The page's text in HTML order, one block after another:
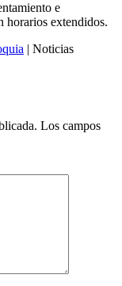
e
horarios extendidos.
| Noticias
Los campos